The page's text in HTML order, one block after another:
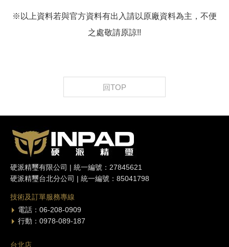
※以上資料若與官方資料有出入請以原廠資料為主，不便
之處敬請原諒!!
回TOP
硬派精璽有限公司 | 統一編號：27845621
硬派精璽台北分公司 | 統一編號：85041798
技術及訂單服務專線
電話：06-208-0909
行動：0978-089-187
台北店